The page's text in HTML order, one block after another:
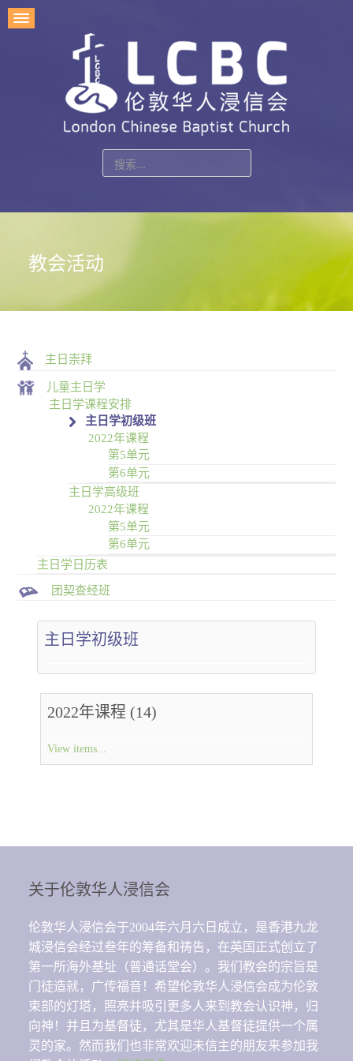
内
教会活动
主日崇拜
儿童主日学
主日学课程安排
主日学初级班
2022年课程
第5单元
第6单元
主日学高级班
2022年课程
第5单元
第6单元
主日学日历表
团契查经班
主日学初级班
2022年课程 (14)
View items...
关于伦敦华人浸信会
伦敦华人浸信会于2004年六月六日成立，是香港九龙
城浸信会经过叁年的筹备和祷告，在英国正式创立了
第一所海外基址（普通话堂会）。我们教会的宗旨是
门徒造就，广传福音！希望伦敦华人浸信会成为伦敦
束部的灯塔，照亮并吸引更多人来到教会认识神，归
向神！并且为基督徒，尤其是华人基督徒提供一个属
灵的家。然而我们也非常欢迎未信主的朋友来参加我